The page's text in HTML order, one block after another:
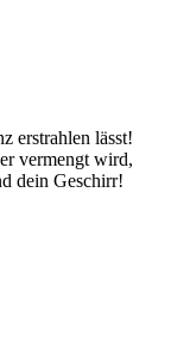
erstrahlen lässt!
vermengt wird,
dein Geschirr!